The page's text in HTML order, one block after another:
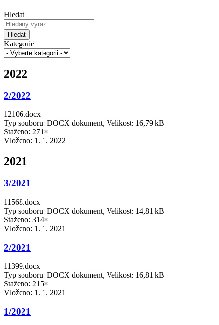
Hledat
Hledat
Kategorie
2022
2/2022
12106.docx
Typ souboru: DOCX dokument, Velikost: 16,79 kB
Staženo: 271×
Vloženo: 1. 1. 2022
2021
3/2021
11568.docx
Typ souboru: DOCX dokument, Velikost: 14,81 kB
Staženo: 314×
Vloženo: 1. 1. 2021
2/2021
11399.docx
Typ souboru: DOCX dokument, Velikost: 16,81 kB
Staženo: 215×
Vloženo: 1. 1. 2021
1/2021